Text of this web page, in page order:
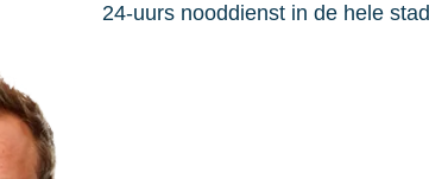
24-uurs nooddienst in de hele stad